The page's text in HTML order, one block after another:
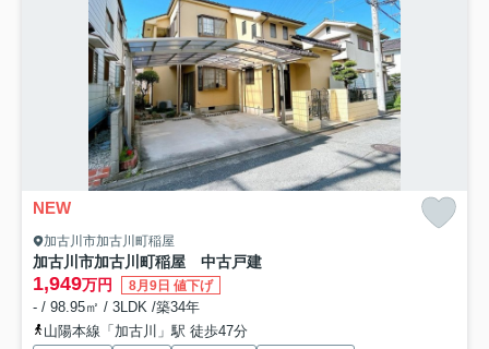
NEW
加古川市加古川町稲屋
加古川市加古川町稲屋 中古戸建
1,949万円 8月9日 値下げ
- / 98.95㎡ / 3LDK /築34年
山陽本線「加古川」駅 徒歩47分